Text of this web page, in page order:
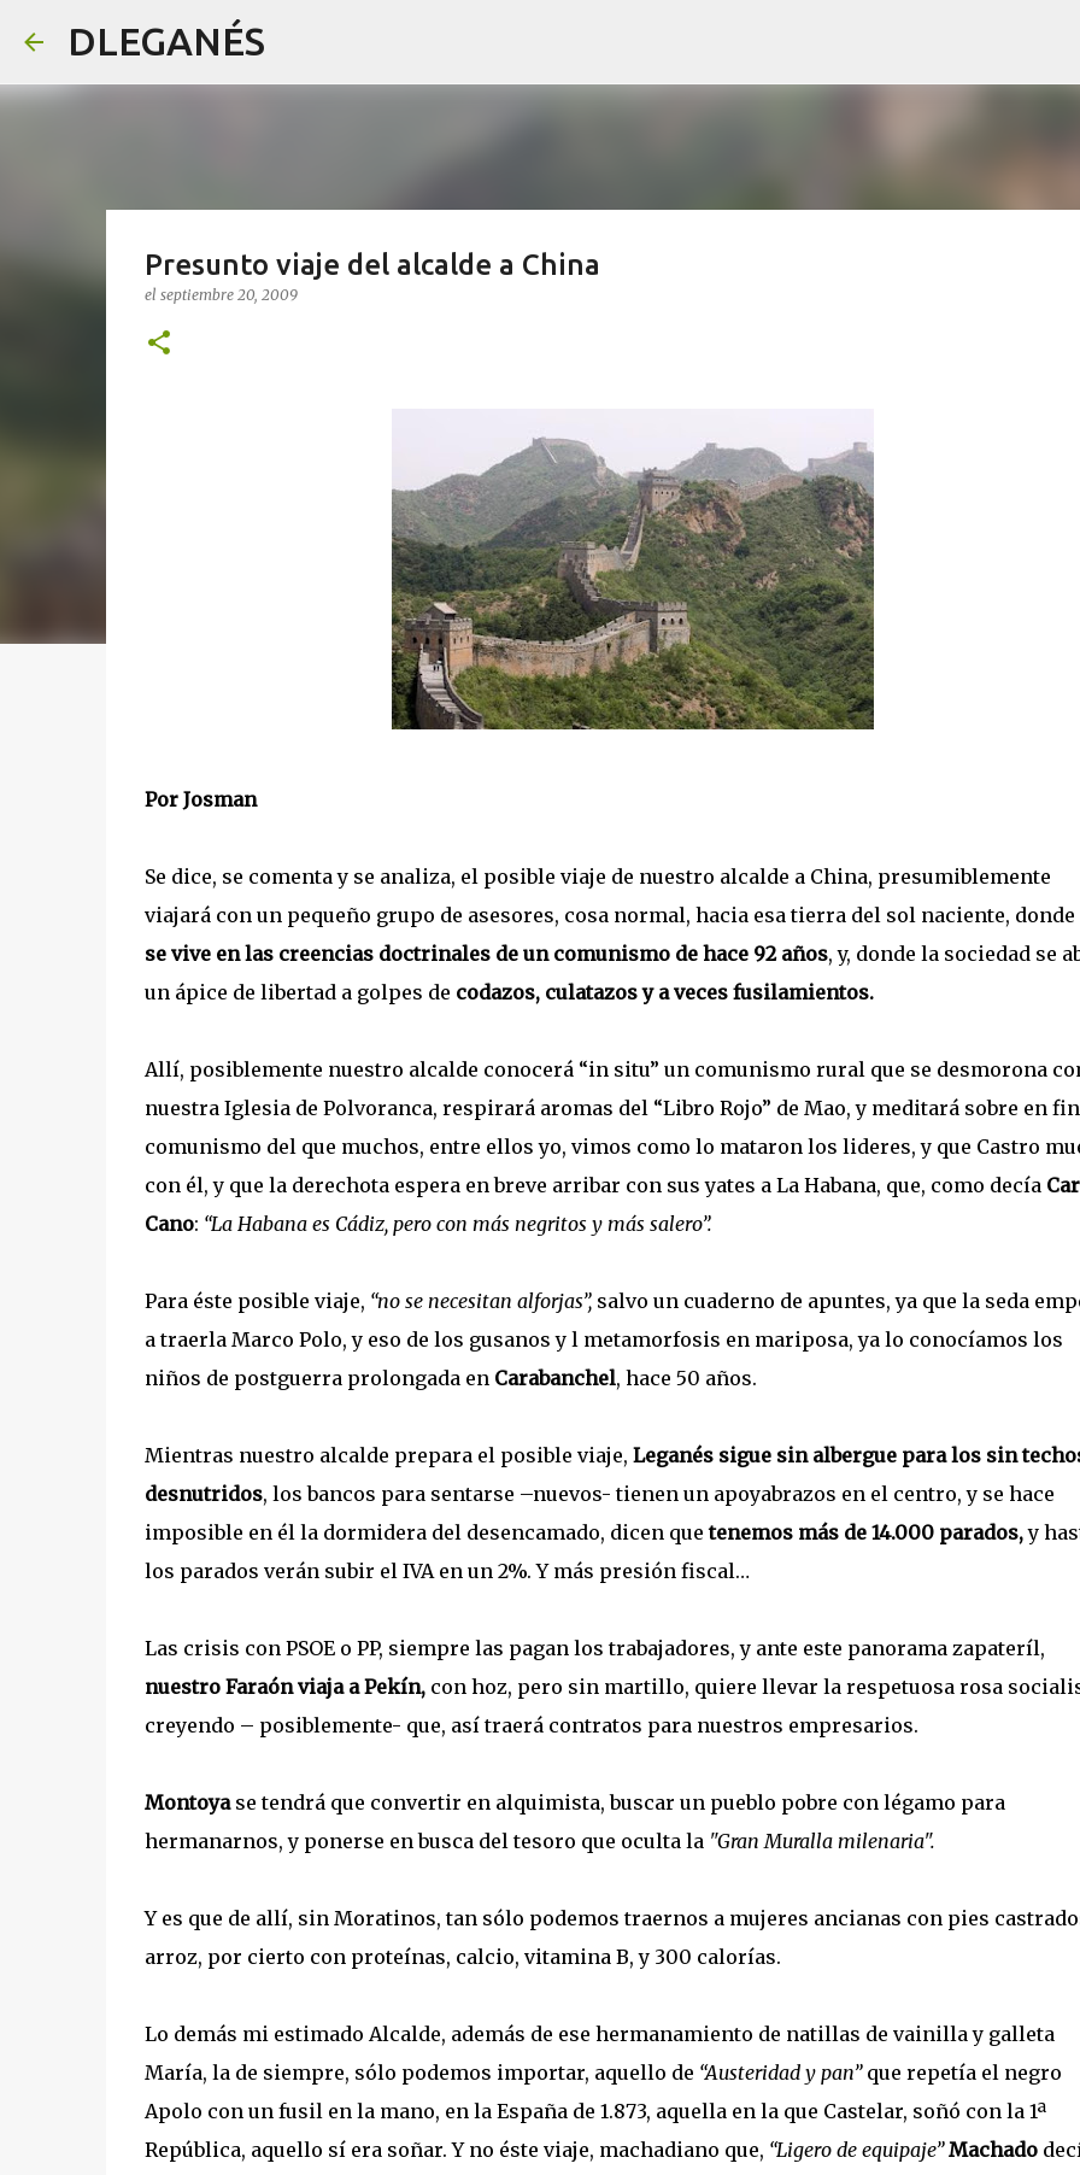
DLEGANÉS
Presunto viaje del alcalde a China
el septiembre 20, 2009
Por Josman
Se dice, se comenta y se analiza, el posible viaje de nuestro alcalde a China, presumiblemente
viajará con un pequeño grupo de asesores, cosa normal, hacia esa tierra del sol naciente, donde
se vive en las creencias doctrinales de un comunismo de hace 92 años, y, donde la sociedad se
un ápice de libertad a golpes de codazos, culatazos y a veces fusilamientos.
Allí, posiblemente nuestro alcalde conocerá “in situ” un comunismo rural que se desmorona
nuestra Iglesia de Polvoranca, respirará aromas del “Libro Rojo” de Mao, y meditará sobre en
comunismo del que muchos, entre ellos yo, vimos como lo mataron los lideres, y que Castro
con él, y que la derechota espera en breve arribar con sus yates a La Habana, que, como decía
Cano: “La Habana es Cádiz, pero con más negritos y más salero”.
Para éste posible viaje, “no se necesitan alforjas”, salvo un cuaderno de apuntes, ya que la seda
a traerla Marco Polo, y eso de los gusanos y l metamorfosis en mariposa, ya lo conocíamos los
niños de postguerra prolongada en Carabanchel, hace 50 años.
Mientras nuestro alcalde prepara el posible viaje, Leganés sigue sin albergue para los sin
desnutridos, los bancos para sentarse –nuevos- tienen un apoyabrazos en el centro, y se hace
imposible en él la dormidera del desencamado, dicen quetenemos más de 14.000 parados,y
los parados verán subir el IVA en un 2%. Y más presión fiscal…
Las crisis con PSOE o PP, siempre las pagan los trabajadores, y ante este panorama zapateríl,
nuestro Faraón viaja a Pekín,con hoz, pero sin martillo, quiere llevar la respetuosa rosa
creyendo – posiblemente- que, así traerá contratos para nuestros empresarios.
Montoyase tendrá que convertir en alquimista, buscar un pueblo pobre con légamo para
hermanarnos, y ponerse en busca del tesoro que oculta la "Gran Muralla milenaria".
Y es que de allí, sin Moratinos, tan sólo podemos traernos a mujeres ancianas con pies
arroz, por cierto con proteínas, calcio, vitamina B, y 300 calorías.
Lo demás mi estimado Alcalde, además de ese hermanamiento de natillas de vainilla y galleta
María, la de siempre, sólo podemos importar, aquello de “Austeridad y pan”que repetía el negro
Apolo con un fusil en la mano, en la España de 1.873, aquella en la que Castelar, soñó con la 1ª
República, aquello sí era soñar. Y no éste viaje, machadiano que, “Ligero de equipaje” Machado